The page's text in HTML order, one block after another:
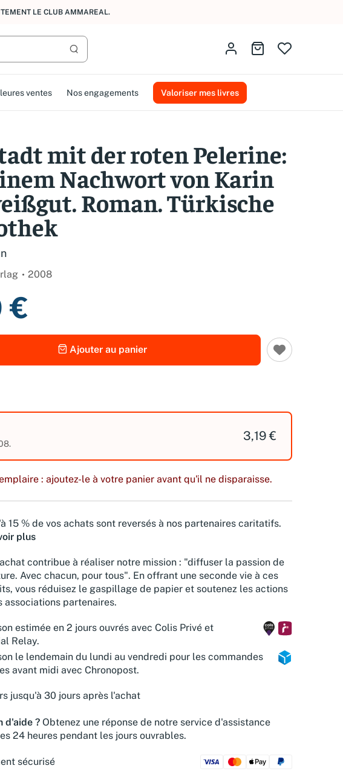
LE CLUB AMMAREAL.
Lancer la recherche
Identifiez-vousAller au panier
ventes Nos engagements Valoriser mes livres
mit der roten Pelerine:
Nachwort von Karin
Roman. Türkische
2008
€
Ajouter au panier
3,19 €
: ajoutez-le à votre panier avant qu'il ne disparaisse.
15 % de vos achats sont reversés à nos partenaires caritatifs.
plus
contribue à réaliser notre mission : "diffuser la passion de
Avec chacun, pour tous". En offrant une seconde vie à ces
vous réduisez le gaspillage de papier et soutenez les actions
associations partenaires.
estimée en 2 jours ouvrés avec Colis Privé et
Relay.
le lendemain du lundi au vendredi pour les commandes
avant midi avec Chronopost.
jusqu'à 30 jours après l'achat
d'aide ? Obtenez une réponse de notre service d'assistance
24 heures pendant les jours ouvrables.
sécurisé